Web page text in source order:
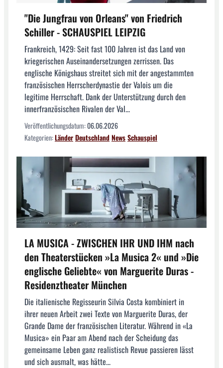
"Die Jungfrau von Orleans" von Friedrich
Schiller - SCHAUSPIEL LEIPZIG
Frankreich, 1429: Seit fast 100 Jahren ist das Land von
kriegerischen Auseinandersetzungen zerrissen. Das
englische Königshaus streitet sich mit der angestammten
französischen Herrscherdynastie der Valois um die
legitime Herrschaft. Dank der Unterstützung durch den
innerfranzösischen Rivalen der Val...
Veröffentlichungsdatum:06.06.2026
Kategorien:LänderDeutschlandNewsSchauspiel
LA MUSICA - ZWISCHEN IHR UND IHM nach
den Theaterstücken »La Musica 2« und »Die
englische Geliebte« von Marguerite Duras -
Residenztheater München
Die italienische Regisseurin Silvia Costa kombiniert in
ihrer neuen Arbeit zwei Texte von Marguerite Duras, der
Grande Dame der französischen Literatur. Während in «La
Musica» ein Paar am Abend nach der Scheidung das
gemeinsame Leben ganz realistisch Revue passieren lässt
und sich ausmalt, was hätte...